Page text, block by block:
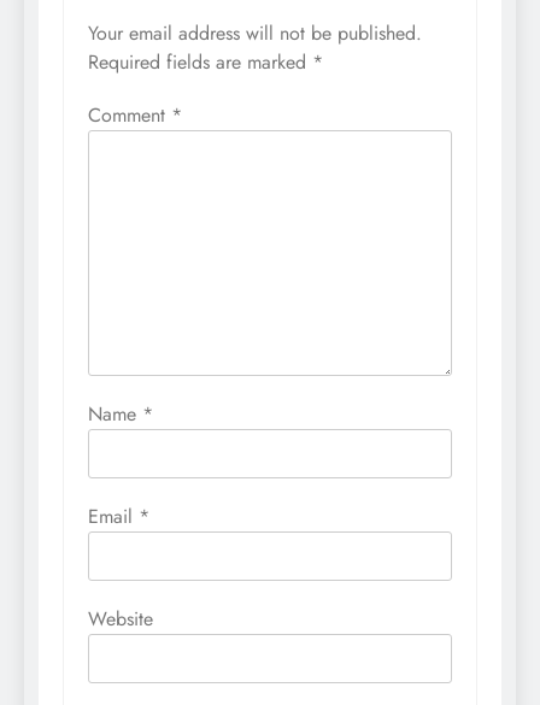
Your email address will not be published.
Required fields are marked *
Comment *
Name *
Email *
Website